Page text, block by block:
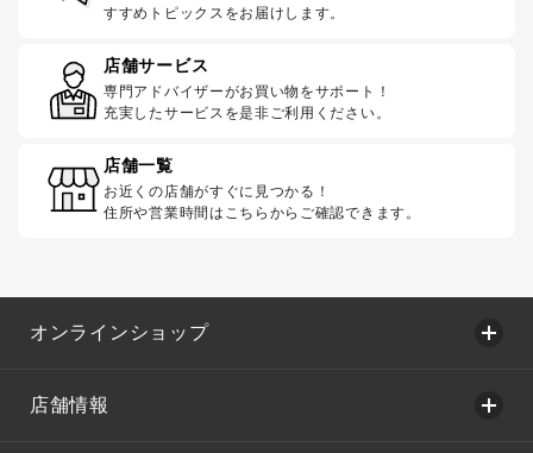
すすめトピックスをお届けします。
店舗サービス
専門アドバイザーがお買い物をサポート！
充実したサービスを是非ご利用ください。
店舗一覧
お近くの店舗がすぐに見つかる！
住所や営業時間はこちらからご確認できます。
オンラインショップ
店舗情報